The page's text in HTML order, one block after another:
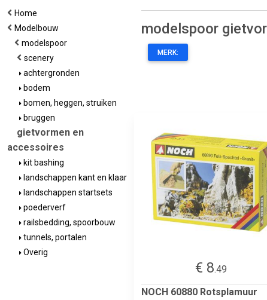
Home
Modelbouw
modelspoor
scenery
achtergronden
bodem
bomen, heggen, struiken
bruggen
gietvormen en
accessoires
kit bashing
landschappen kant en klaar
landschappen startsets
poederverf
railsbedding, spoorbouw
tunnels, portalen
Overig
modelspoor
MERK:
€ 8.49
NOCH 60880 Rotsplamuur